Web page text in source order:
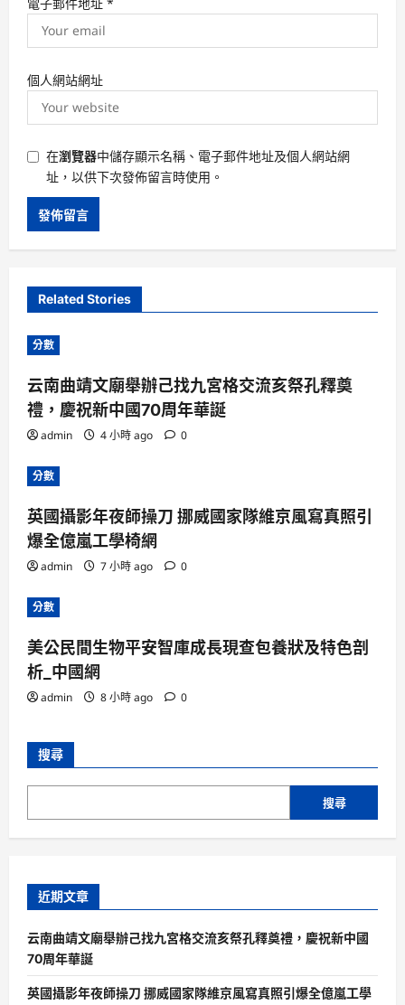
個人網站網址
在瀏覽器中儲存顯示名稱、電子郵件地址及個人網站網
址，以供下次發佈留言時使用。
Related Stories
分數
云南曲靖文廟舉辦己找九宮格交流亥祭孔釋奠
禮，慶祝新中國70周年華誕
admin 4 小時 ago 0
分數
英國攝影年夜師操刀 挪威國家隊維京風寫真照引
爆全億嵐工學椅網
admin 7 小時 ago 0
分數
美公民間生物平安智庫成長現查包養狀及特色剖
析_中國網
admin 8 小時 ago 0
搜尋
搜尋
近期文章
云南曲靖文廟舉辦己找九宮格交流亥祭孔釋奠禮，慶祝新中國
70周年華誕
英國攝影年夜師操刀 挪威國家隊維京風寫真照引爆全億嵐工學